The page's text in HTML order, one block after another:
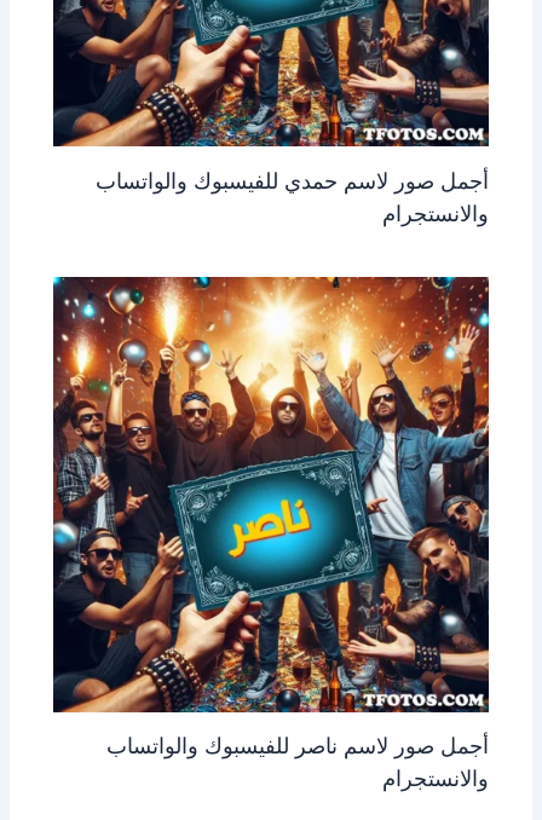
أجمل صور لاسم حمدي للفيسبوك والواتساب
والانستجرام
أجمل صور لاسم ناصر للفيسبوك والواتساب
والانستجرام